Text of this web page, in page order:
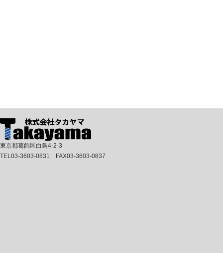
東京都葛飾区白鳥4-2-3
TEL03-3603-0831 FAX03-3603-0837